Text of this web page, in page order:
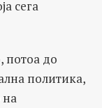
сега
потоа до
политика,
на